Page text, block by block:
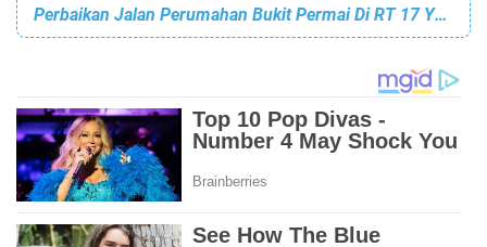
Perbaikan Jalan Perumahan Bukit Permai Di RT 17 Yang berlubang Dan Bergelombang